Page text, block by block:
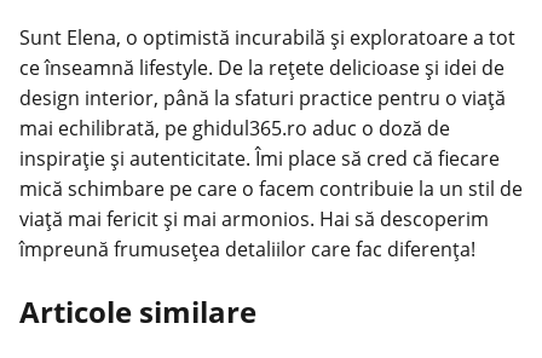
Sunt Elena, o optimistă incurabilă și exploratoare a tot
ce înseamnă lifestyle. De la rețete delicioase și idei de
design interior, până la sfaturi practice pentru o viață
mai echilibrată, pe ghidul365.ro aduc o doză de
inspirație și autenticitate. Îmi place să cred că fiecare
mică schimbare pe care o facem contribuie la un stil de
viață mai fericit și mai armonios. Hai să descoperim
împreună frumusețea detaliilor care fac diferența!
Articole similare